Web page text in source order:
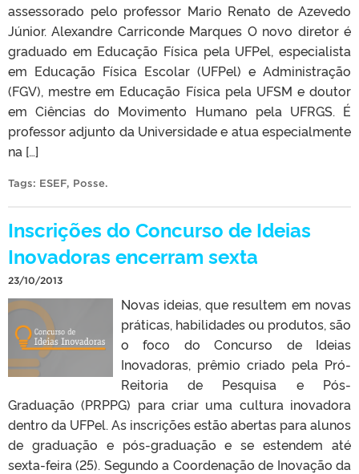
assessorado pelo professor Mario Renato de Azevedo
Júnior. Alexandre Carriconde Marques O novo diretor é
graduado em Educação Física pela UFPel, especialista
em Educação Física Escolar (UFPel) e Administração
(FGV), mestre em Educação Física pela UFSM e doutor
em Ciências do Movimento Humano pela UFRGS. É
professor adjunto da Universidade e atua especialmente
na […]
Tags: ESEF, Posse.
Inscrições do Concurso de Ideias
Inovadoras encerram sexta
23/10/2013
Novas ideias, que resultem em novas
práticas, habilidades ou produtos, são
o foco do Concurso de Ideias
Inovadoras, prêmio criado pela Pró-
Reitoria de Pesquisa e Pós-
Graduação (PRPPG) para criar uma cultura inovadora
dentro da UFPel. As inscrições estão abertas para alunos
de graduação e pós-graduação e se estendem até
sexta-feira (25). Segundo a Coordenação de Inovação da